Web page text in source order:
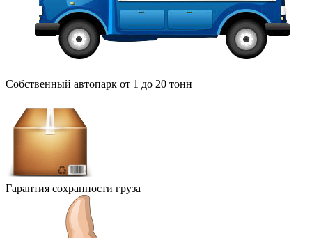
Собственный автопарк от 1 до 20 тонн
Гарантия сохранности груза